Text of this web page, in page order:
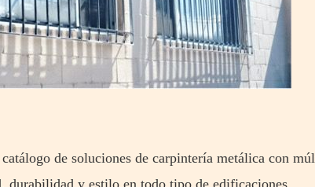
de soluciones de carpintería metálica con